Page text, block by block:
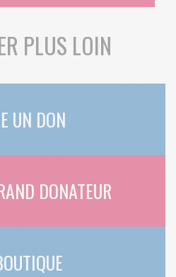
PLUS LOIN
UN DON
DONATEUR